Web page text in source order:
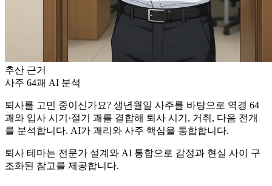
추산 근거
사주 64괘 AI 분석
퇴사를 고민 중이신가요? 생년월일 사주를 바탕으로 역경 64
괘와 입사 시기·절기 괘를 결합해 퇴사 시기, 거취, 다음 전개
를 분석합니다. AI가 괘리와 사주 핵심을 통합합니다.
퇴사 테마는 전문가 설계와 AI 통합으로 감정과 현실 사이 구
조화된 참고를 제공합니다.